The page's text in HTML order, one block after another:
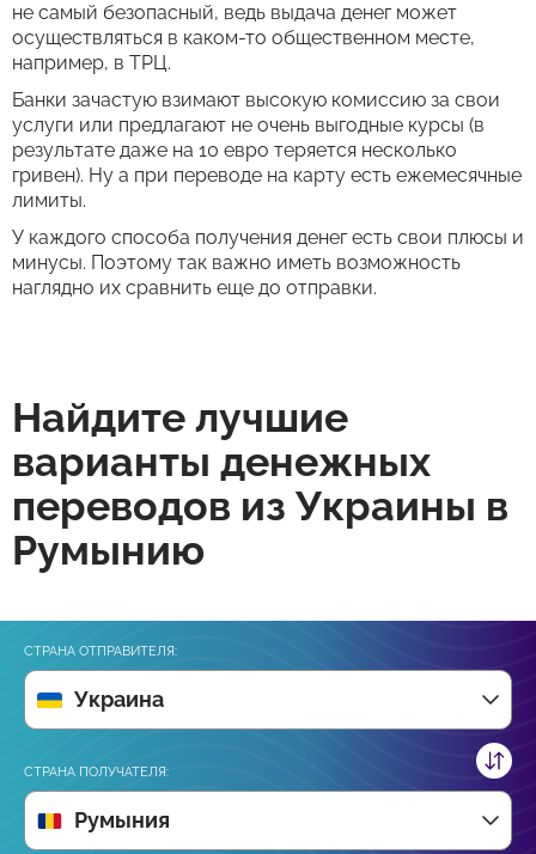
не самый безопасный, ведь выдача денег может
осуществляться в каком-то общественном месте,
например, в ТРЦ.
Банки зачастую взимают высокую комиссию за свои
услуги или предлагают не очень выгодные курсы (в
результате даже на 10 евро теряется несколько
гривен). Ну а при переводе на карту есть ежемесячные
лимиты.
У каждого способа получения денег есть свои плюсы и
минусы. Поэтому так важно иметь возможность
наглядно их сравнить еще до отправки.
Найдите лучшие
варианты денежных
переводов из Украины в
Румынию
СТРАНА ОТПРАВИТЕЛЯ:
Украина
СТРАНА ПОЛУЧАТЕЛЯ:
Румыния